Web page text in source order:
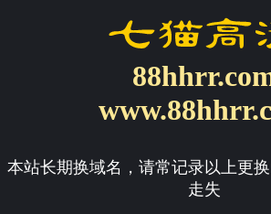
本站长期换域名，请常记录以上更
走失